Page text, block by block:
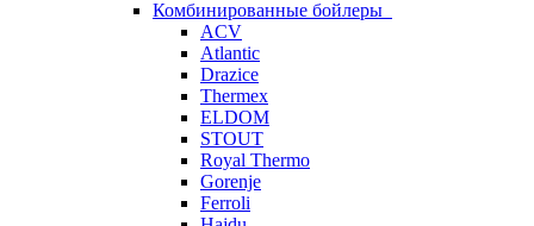
Комбинированные бойлеры
ACV
Atlantic
Drazice
Thermex
ELDOM
STOUT
Royal Thermo
Gorenje
Ferroli